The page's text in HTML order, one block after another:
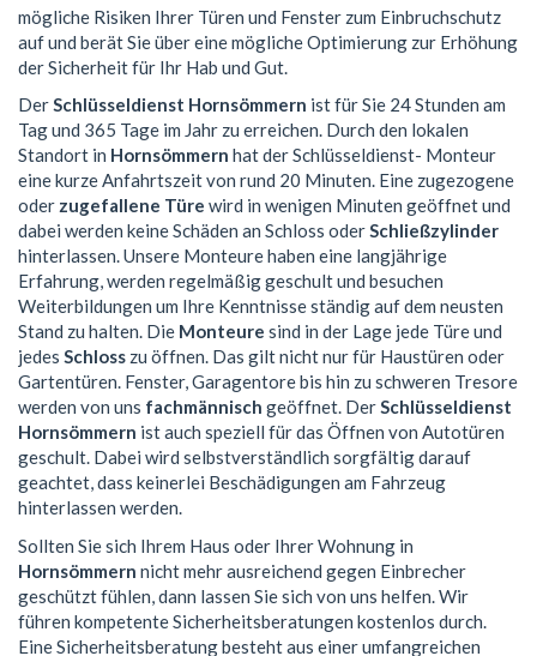
mögliche Risiken Ihrer Türen und Fenster zum Einbruchschutz
auf und berät Sie über eine mögliche Optimierung zur Erhöhung
der Sicherheit für Ihr Hab und Gut.
DerSchlüsseldienst Hornsömmern ist für Sie 24 Stunden am
Tag und 365 Tage im Jahr zu erreichen. Durch den lokalen
Standort in Hornsömmern hat der Schlüsseldienst- Monteur
eine kurze Anfahrtszeit von rund 20 Minuten. Eine zugezogene
oder zugefallene Türe wird in wenigen Minuten geöffnet und
dabei werden keine Schäden an Schloss oderSchließzylinder
hinterlassen. Unsere Monteure haben eine langjährige
Erfahrung, werden regelmäßig geschult und besuchen
Weiterbildungen um Ihre Kenntnisse ständig auf dem neusten
Stand zu halten. Die Monteure sind in der Lage jede Türe und
jedes Schloss zu öffnen. Das gilt nicht nur für Haustüren oder
Gartentüren. Fenster, Garagentore bis hin zu schweren Tresore
werden von uns fachmännisch geöffnet. DerSchlüsseldienst
Hornsömmern ist auch speziell für das Öffnen von Autotüren
geschult. Dabei wird selbstverständlich sorgfältig darauf
geachtet, dass keinerlei Beschädigungen am Fahrzeug
hinterlassen werden.
Sollten Sie sich Ihrem Haus oder Ihrer Wohnung in
Hornsömmern nicht mehr ausreichend gegen Einbrecher
geschützt fühlen, dann lassen Sie sich von uns helfen. Wir
führen kompetente Sicherheitsberatungen kostenlos durch.
Eine Sicherheitsberatung besteht aus einer umfangreichen